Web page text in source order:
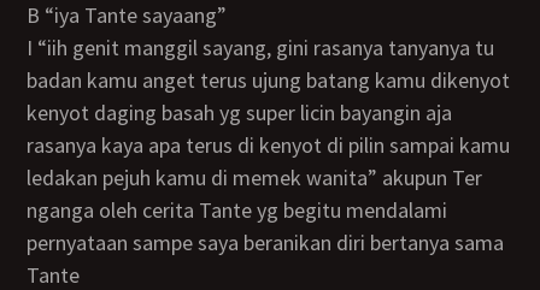
B “iya Tante sayaang”
I “iih genit manggil sayang, gini rasanya tanyanya tu
badan kamu anget terus ujung batang kamu dikenyot
kenyot daging basah yg super licin bayangin aja
rasanya kaya apa terus di kenyot di pilin sampai kamu
ledakan pejuh kamu di memek wanita” akupun Ter
nganga oleh cerita Tante yg begitu mendalami
pernyataan sampe saya beranikan diri bertanya sama
Tante